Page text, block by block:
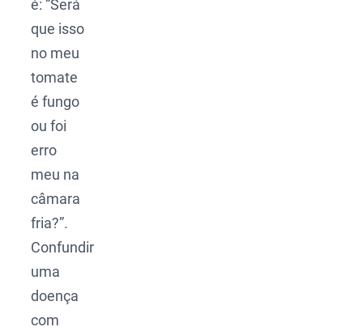
é: “Será
que isso
no meu
tomate
é fungo
ou foi
erro
meu na
câmara
fria?”.
Confundir
uma
doença
com